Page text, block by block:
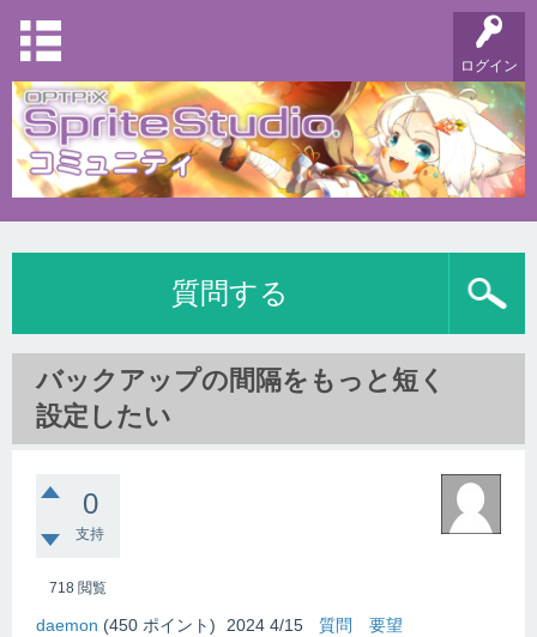
ログイン
質問する
バックアップの間隔をもっと短く
設定したい
0
支持
718 閲覧
daemon (450 ポイント) 2024 4/15 質問 要望